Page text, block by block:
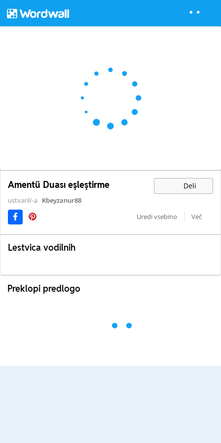
Amentü Duası eşleştirme Deli
ustvaril/-a
Kbeyzanur88
Uredi vsebino
Več
Lestvica vodilnih
Preklopi predlogo